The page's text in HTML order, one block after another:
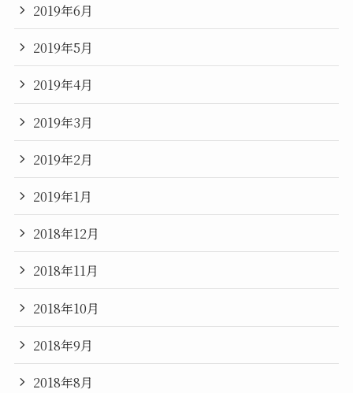
2019年6月
2019年5月
2019年4月
2019年3月
2019年2月
2019年1月
2018年12月
2018年11月
2018年10月
2018年9月
2018年8月